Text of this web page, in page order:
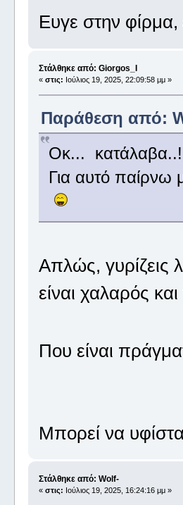
Ευγε στην φίρμα,
Στάλθηκε από: Giorgos_I
« στις: Ιούλιος 19, 2025, 22:09:58 μμ »
Παράθεση από:
Οκ... κατάλαβα..!
Για αυτό παίρνω
Απλώς, γυρίζεις
είναι χαλαρός
Που είναι
Μπορεί να
Στάλθηκε από: Wolf-
« στις: Ιούλιος 19, 2025, 16:24:16 μμ »